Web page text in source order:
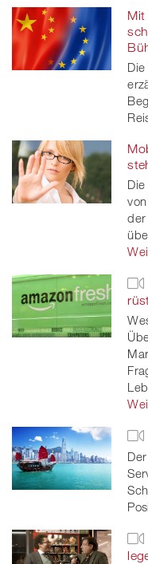
Mit
der